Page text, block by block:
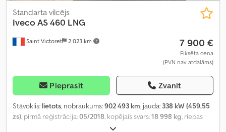
Saint Victoret 2 023 km
Standarta vilcējs
IvecoAS 460 LNG
7 900 €
Fiksēta cena
(PVN nav atdalāms)
Pieprasīt Zvanīt
Stāvoklis: lietots, nobraukums:902 493 km, jauda: 338 kW (459,55
zs), pirmā reģistrācija:05/2018, kopējais svars:18 998 kg, riepas
, pārnesuma veids: